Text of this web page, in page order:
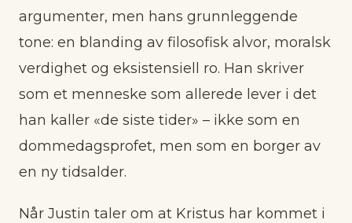
argumenter, men hans grunnleggende
tone: en blanding av filosofisk alvor, moralsk
verdighet og eksistensiell ro. Han skriver
som et menneske som allerede lever i det
han kaller «de siste tider» – ikke som en
dommedagsprofet, men som en borger av
en ny tidsalder.
Når Justin taler om at Kristus har kommet i